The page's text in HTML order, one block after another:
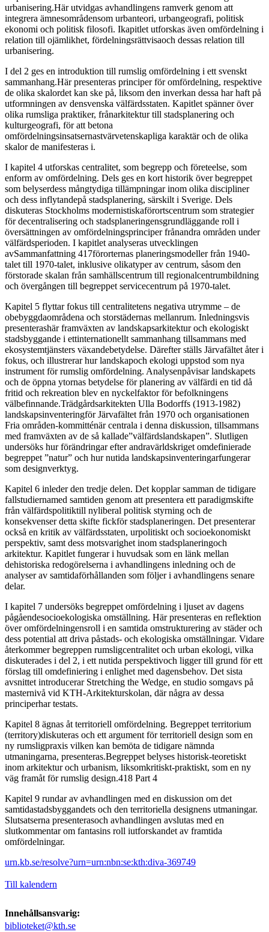
urbanisering.Här utvidgas avhandlingens ramverk genom att
integrera ämnesområdensom urbanteori, urbangeografi, politisk
ekonomi och politisk filosofi. Ikapitlet utforskas även omfördelning i
relation till ojämlikhet, fördelningsrättvisaoch dessas relation till
urbanisering.
I del 2 ges en introduktion till rumslig omfördelning i ett svenskt
sammanhang.Här presenteras principer för omfördelning, respektive
de olika skalordet kan ske på, liksom den inverkan dessa har haft på
utformningen av densvenska välfärdsstaten. Kapitlet spänner över
olika rumsliga praktiker, frånarkitektur till stadsplanering och
kulturgeografi, för att betona
omfördelningsinsatsernastvärvetenskapliga karaktär och de olika
skalor de manifesteras i.
I kapitel 4 utforskas centralitet, som begrepp och företeelse, som
enform av omfördelning. Dels ges en kort historik över begreppet
som belyserdess mångtydiga tillämpningar inom olika discipliner
och dess inflytandepå stadsplanering, särskilt i Sverige. Dels
diskuteras Stockholms modernistiskaförortscentrum som strategier
för decentralisering och stadsplaneringensgrundläggande roll i
översättningen av omfördelningsprinciper frånandra områden under
välfärdsperioden. I kapitlet analyseras utvecklingen
avSammanfattning 417förorternas planeringsmodeller från 1940-
talet till 1970-talet, inklusive olikatyper av centrum, såsom den
förstorade skalan från samhällscentrum till regionalcentrumbildning
och övergången till begreppet servicecentrum på 1970-talet.
Kapitel 5 flyttar fokus till centralitetens negativa utrymme – de
obebyggdaområdena och storstädernas mellanrum. Inledningsvis
presenterashär framväxten av landskapsarkitektur och ekologiskt
stadsbyggande i ettinternationellt sammanhang tillsammans med
ekosystemtjänsters växandebetydelse. Därefter ställs Järvafältet åter i
fokus, och illustrerar hur landskapoch ekologi uppstod som nya
instrument för rumslig omfördelning. Analysenpåvisar landskapets
och de öppna ytornas betydelse för planering av välfärdi en tid då
fritid och rekreation blev en nyckelfaktor för befolkningens
välbefinnande.Trädgårdsarkitekten Ulla Bodorffs (1913-1982)
landskapsinventeringför Järvafältet från 1970 och organisationen
Fria områden-kommitténär centrala i denna diskussion, tillsammans
med framväxten av de så kallade”välfärdslandskapen”. Slutligen
undersöks hur förändringar efter andravärldskriget omdefinierade
begreppet ”natur” och hur nutida landskapsinventeringarfungerar
som designverktyg.
Kapitel 6 inleder den tredje delen. Det kopplar samman de tidigare
fallstudiernamed samtiden genom att presentera ett paradigmskifte
från välfärdspolitiktill nyliberal politisk styrning och de
konsekvenser detta skifte fickför stadsplaneringen. Det presenterar
också en kritik av välfärdsstaten, urpolitiskt och socioekonomiskt
perspektiv, samt dess motsvarighet inom stadsplaneringoch
arkitektur. Kapitlet fungerar i huvudsak som en länk mellan
dehistoriska redogörelserna i avhandlingens inledning och de
analyser av samtidaförhållanden som följer i avhandlingens senare
delar.
I kapitel 7 undersöks begreppet omfördelning i ljuset av dagens
pågåendesocioekologiska omställning. Här presenteras en reflektion
över omfördelningensroll i en samtida omstrukturering av städer och
dess potential att driva påstads- och ekologiska omställningar. Vidare
återkommer begreppen rumsligcentralitet och urban ekologi, vilka
diskuterades i del 2, i ett nutida perspektivoch ligger till grund för ett
förslag till omdefiniering i enlighet med dagensbehov. Det sista
avsnittet introducerar Stretching the Wedge, en studio somgavs på
masternivå vid KTH-Arkitekturskolan, där några av dessa
principerhar testats.
Kapitel 8 ägnas åt territoriell omfördelning. Begreppet territorium
(territory)diskuteras och ett argument för territoriell design som en
ny rumsligpraxis vilken kan bemöta de tidigare nämnda
utmaningarna, presenteras.Begreppet belyses historisk-teoretiskt
inom arkitektur och urbanism, liksomkritiskt-praktiskt, som en ny
väg framåt för rumslig design.418 Part 4
Kapitel 9 rundar av avhandlingen med en diskussion om det
samtidastadsbyggandets och den territoriella designens utmaningar.
Slutsatserna presenterasoch avhandlingen avslutas med en
slutkommentar om fantasins roll iutforskandet av framtida
omfördelningar.
urn.kb.se/resolve?urn=urn:nbn:se:kth:diva-369749
Till kalendern
Innehållsansvarig:
biblioteket@kth.se